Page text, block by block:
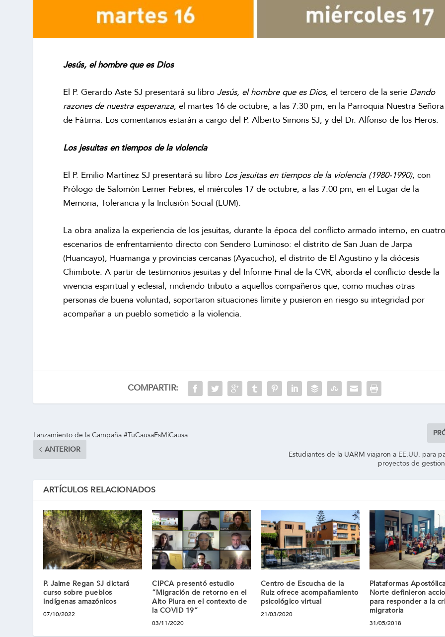
Jesús, el hombre que es Dios
El P. Gerardo Aste SJ presentará su libroJesús, el hombre que es Dios, el tercero de la serie Dando
razones de nuestra esperanza, el martes 16 de octubre, a las 7:30 pm, en la Parroquia Nuestra Señora
de Fátima. Los comentarios estarán a cargo del P. Alberto Simons SJ, y del Dr. Alfonso de los Heros.
Los jesuitas en tiempos de la violencia
El P. Emilio Martínez SJ presentará su libro Los jesuitas en tiempos de la violencia (1980-1990), con
Prólogo de Salomón Lerner Febres, el miércoles 17 de octubre, a las 7:00 pm, en el Lugar de la
Memoria, Tolerancia y la Inclusión Social (LUM).
La obra analiza la experiencia de los jesuitas, durante la época del conflicto armado interno, en
escenarios de enfrentamiento directo con Sendero Luminoso: el distrito de San Juan de Jarpa
(Huancayo), Huamanga y provincias cercanas (Ayacucho), el distrito de El Agustino y la diócesis
Chimbote. A partir de testimonios jesuitas y del Informe Final de la CVR, aborda el conflicto desde la
vivencia espiritual y eclesial, rindiendo tributo a aquellos compañeros que, como muchas otras
personas de buena voluntad, soportaron situaciones límite y pusieron en riesgo su integridad por
acompañar a un pueblo sometido a la violencia.
COMPARTIR:
Lanzamiento de la Campaña #TuCausaEsMiCausa
ANTERIOR
Estudiantes de la UARM viajaron a EE.UU. para
proyectos de
ARTÍCULOS RELACIONADOS
P. Jaime Regan SJ dictará
curso sobre pueblos
indígenas amazónicos
07/10/2022
CIPCA presentó estudio
“Migración de retorno en el
Alto Piura en el contexto de
la COVID 19”
03/11/2020
Centro de Escucha de la
Ruiz ofrece acompañamiento
psicológico virtual
21/03/2020
Plataformas
Norte definieron
para responder a la
migratoria
31/05/2018